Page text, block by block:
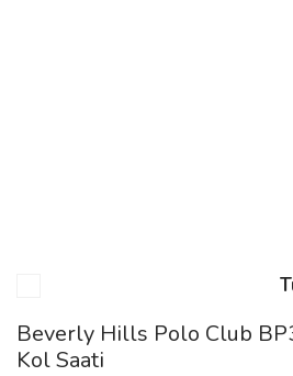
Beverly Hills Polo Club
Kol Saati